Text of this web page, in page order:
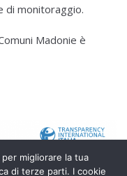
di monitoraggio.
Madonie è
migliorare la tua
di terze parti. I cookie